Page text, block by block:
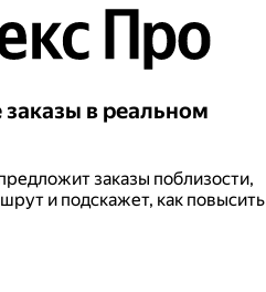
в реальном
заказы поблизости,
и подскажет, как повысить